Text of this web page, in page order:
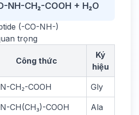
NH-CH₂-COOH + H₂O
(-CO-NH-)
trọng
Công thức
Ký
hiệu
CH₂-COOH Gly
CH(CH₃)-COOH Ala